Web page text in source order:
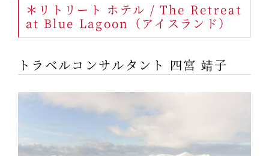
＊リトリート ホテル / The Retreat
at Blue Lagoon（アイスランド）
トラベルコンサルタント 四宮 靖子